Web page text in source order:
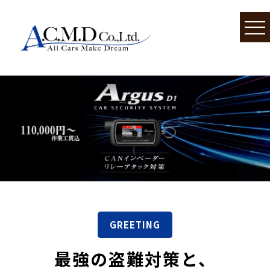
GREETING
最強の盗難対策と、